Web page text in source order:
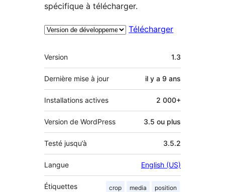
spécifique à télécharger.
Télécharger
Méta
Version 1.3
Dernière mise à jour il y a 9 ans
Installations actives 2 000+
Version de WordPress 3.5 ou plus
Testé jusqu’à 3.5.2
Langue English (US)
Étiquettes crop media position